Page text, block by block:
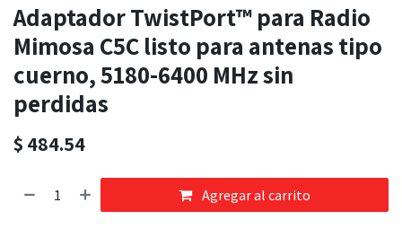
Adaptador TwistPort™ para Radio
Mimosa C5C listo para antenas tipo
cuerno, 5180-6400 MHz sin
perdidas
$ 484.54
Agregar al carrito